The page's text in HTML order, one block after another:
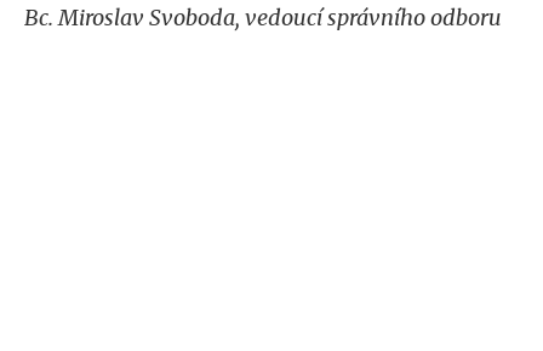
Bc. Miroslav Svoboda, vedoucí správního odboru